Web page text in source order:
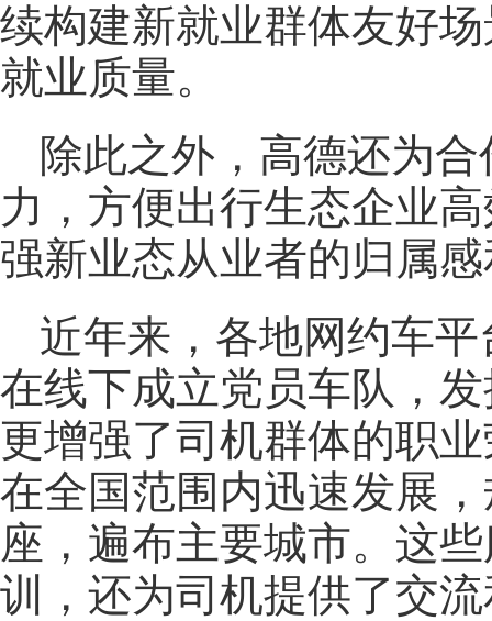
续构建新就业群体友好
就业质量。
除此之外，高德还为
力，方便出行生态企业
强新业态从业者的归属
近年来，各地网约车
在线下成立党员车队，
更增强了司机群体的职
在全国范围内迅速发展
座，遍布主要城市。这
训，还为司机提供了交